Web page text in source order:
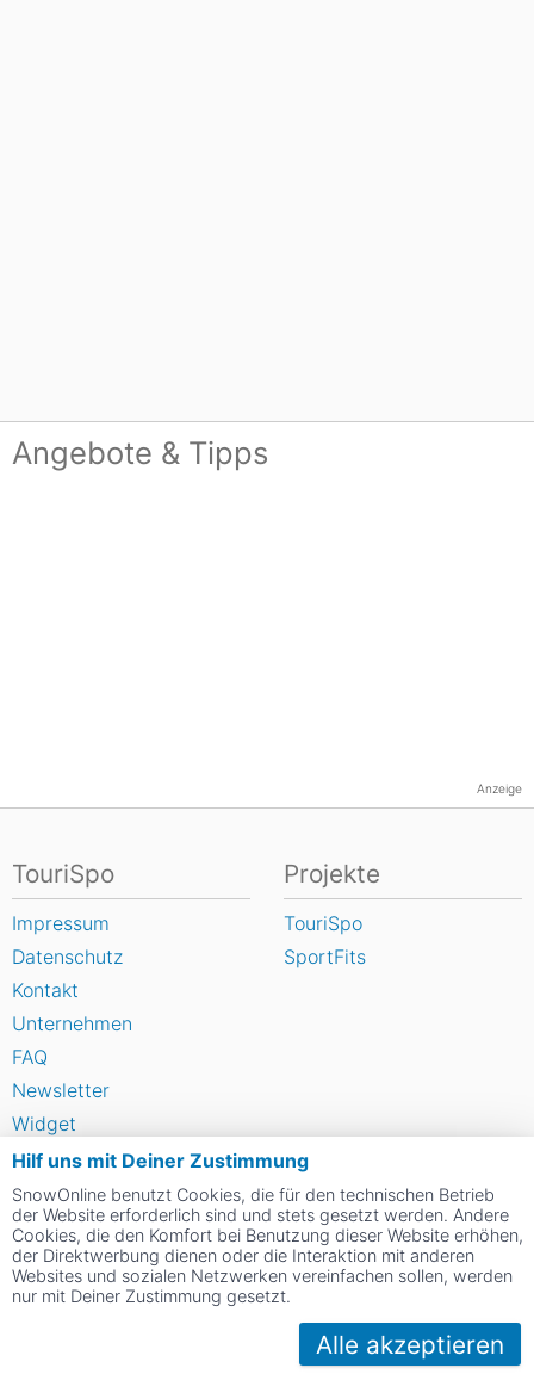
Angebote & Tipps
Anzeige
Hilf uns mit Deiner Zustimmung
SnowOnline benutzt Cookies, die für den technischen Betrieb
der Website erforderlich sind und stets gesetzt werden. Andere
Cookies, die den Komfort bei Benutzung dieser Website erhöhen,
der Direktwerbung dienen oder die Interaktion mit anderen
Websites und sozialen Netzwerken vereinfachen sollen, werden
nur mit Deiner Zustimmung gesetzt.
Alle akzeptieren
TouriSpo
Impressum
Datenschutz
Kontakt
Unternehmen
FAQ
Newsletter
Widget
Umfragen
Skigebiet bewerten
Projekte
TouriSpo
SportFits
Social Web